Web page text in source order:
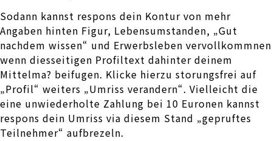
Sodann kannst respons dein Kontur von mehr
Angaben hinten Figur, Lebensumstanden, „Gut
nachdem wissen“ und Erwerbsleben vervollkommnen
wenn diesseitigen Profiltext dahinter deinem
Mittelma? beifugen. Klicke hierzu storungsfrei auf
„Profil“ weiters „Umriss verandern“. Vielleicht die
eine unwiederholte Zahlung bei 10 Euronen kannst
respons dein Umriss via diesem Stand „gepruftes
Teilnehmer“ aufbrezeln.